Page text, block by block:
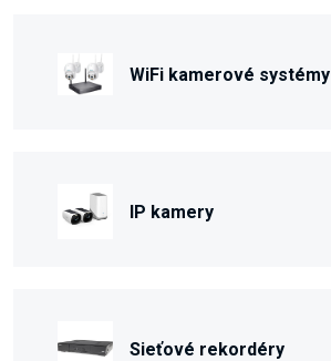
WiFi kamerové systémy
IP kamery
Sieťové rekordéry